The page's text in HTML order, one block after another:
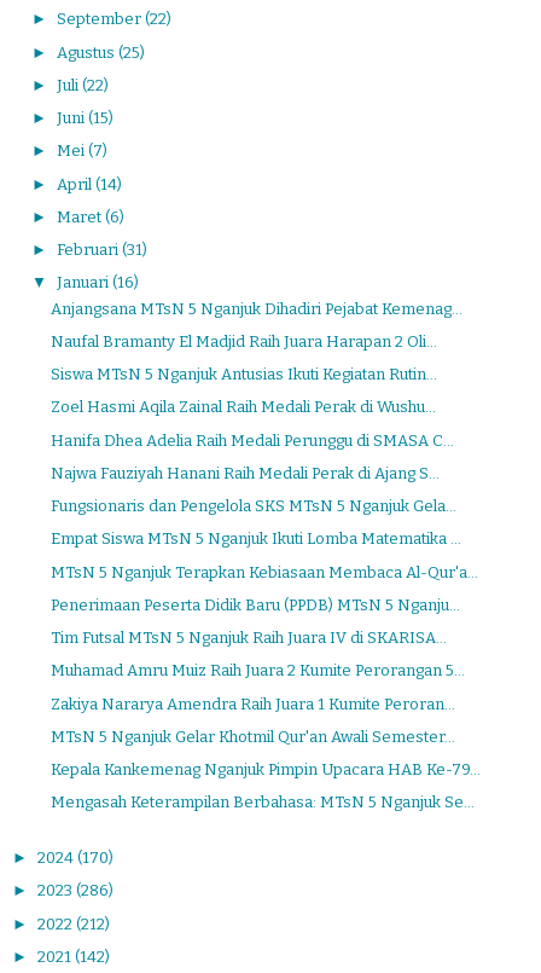
► September (22)
► Agustus (25)
► Juli (22)
► Juni (15)
► Mei (7)
► April (14)
► Maret (6)
► Februari (31)
▼ Januari (16)
Anjangsana MTsN 5 Nganjuk Dihadiri Pejabat Kemenag...
Naufal Bramanty El Madjid Raih Juara Harapan 2 Oli...
Siswa MTsN 5 Nganjuk Antusias Ikuti Kegiatan Rutin...
Zoel Hasmi Aqila Zainal Raih Medali Perak di Wushu...
Hanifa Dhea Adelia Raih Medali Perunggu di SMASA C...
Najwa Fauziyah Hanani Raih Medali Perak di Ajang S...
Fungsionaris dan Pengelola SKS MTsN 5 Nganjuk Gela...
Empat Siswa MTsN 5 Nganjuk Ikuti Lomba Matematika ...
MTsN 5 Nganjuk Terapkan Kebiasaan Membaca Al-Qur'a...
Penerimaan Peserta Didik Baru (PPDB) MTsN 5 Nganju...
Tim Futsal MTsN 5 Nganjuk Raih Juara IV di SKARISA...
Muhamad Amru Muiz Raih Juara 2 Kumite Perorangan 5...
Zakiya Nararya Amendra Raih Juara 1 Kumite Peroran...
MTsN 5 Nganjuk Gelar Khotmil Qur'an Awali Semester...
Kepala Kankemenag Nganjuk Pimpin Upacara HAB Ke-79...
Mengasah Keterampilan Berbahasa: MTsN 5 Nganjuk Se...
► 2024 (170)
► 2023 (286)
► 2022 (212)
► 2021 (142)